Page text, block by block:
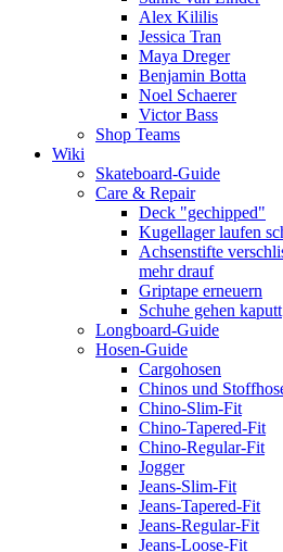
Alex Kililis
Jessica Tran
Maya Dreger
Benjamin Botta
Noel Schaerer
Victor Bass
Shop Teams
Wiki
Skateboard-Guide
Care & Repair
Deck "gechipped"
Kugellager laufen
Achsenstifte
mehr drauf
Griptape erneuern
Schuhe gehen kaputt
Longboard-Guide
Hosen-Guide
Cargohosen
Chinos und
Chino-Slim-Fit
Chino-Tapered-Fit
Chino-Regular-Fit
Jogger
Jeans-Slim-Fit
Jeans-Tapered-Fit
Jeans-Regular-Fit
Jeans-Loose-Fit